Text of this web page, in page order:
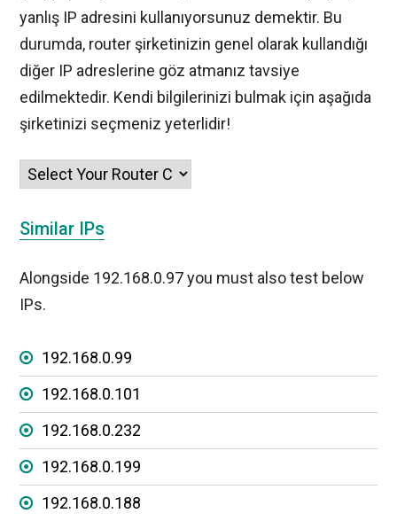
yanlış IP adresini kullanıyorsunuz demektir. Bu
durumda, router şirketinizin genel olarak kullandığı
diğer IP adreslerine göz atmanız tavsiye
edilmektedir. Kendi bilgilerinizi bulmak için aşağıda
şirketinizi seçmeniz yeterlidir!
Similar IPs
Alongside 192.168.0.97 you must also test below
IPs.
192.168.0.99
192.168.0.101
192.168.0.232
192.168.0.199
192.168.0.188